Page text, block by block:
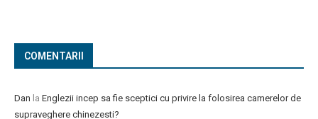
COMENTARII
Dan la Englezii incep sa fie sceptici cu privire la folosirea camerelor de
supraveghere chinezesti?